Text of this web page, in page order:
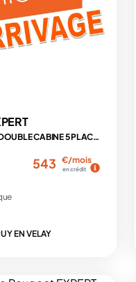
2.2 HDI 180 EAT8 DOUBLE CABINE 5 PLACES
543 €/mois
en crédit
EN VELAY